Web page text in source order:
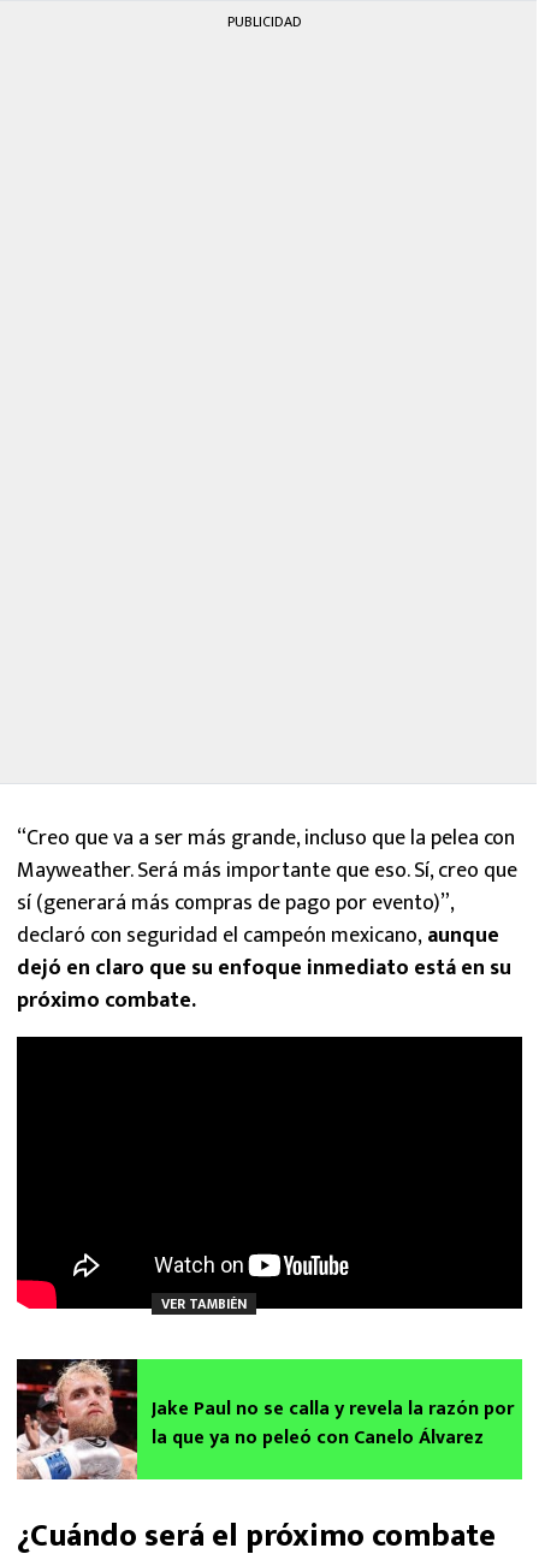
PUBLICIDAD
“Creo que va a ser más grande, incluso que la pelea con
Mayweather. Será más importante que eso. Sí, creo que
sí (generará más compras de pago por evento)”,
declaró con seguridad el campeón mexicano,aunque
dejó en claro que su enfoque inmediato está en su
próximo combate.
VER TAMBIÉN
Jake Paul no se calla y revela la razón por
la que ya no peleó con Canelo Álvarez
¿Cuándo será el próximo combate